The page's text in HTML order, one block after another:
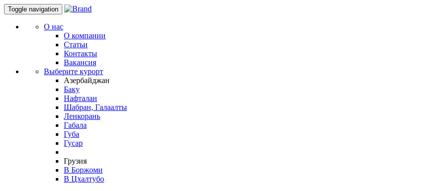
Toggle navigation
О нас
О компании
Статьи
Контакты
Вакансия
Выберите курорт
Азербайджан
Баку
Нафталан
Шабран, Галаалты
Ленкорань
Габала
Губа
Гусар
Грузия
В Боржоми
В Цхалтубо